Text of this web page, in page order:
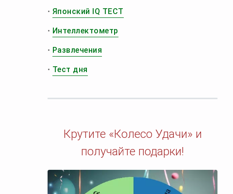
• Японский IQ ТЕСТ
• Интеллектометр
• Развлечения
• Тест дня
Крутите «Колесо Удачи» и
получайте подарки!